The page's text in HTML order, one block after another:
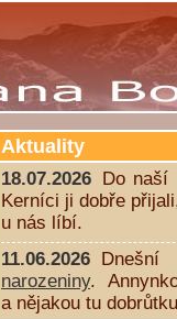
Aktuality
18.07.2026 Do naší
Kerníci ji dobře
u nás líbí.
11.06.2026
narozeniny.
a nějakou tu